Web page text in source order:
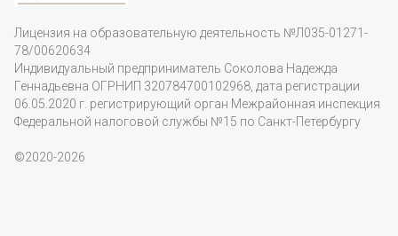
Лицензия на образовательную деятельность №Л035-01271-
78/00620634
Индивидуальный предприниматель Соколова Надежда
Геннадьевна ОГРНИП 320784700102968, дата регистрации
06.05.2020 г. регистрирующий орган Межрайонная инспекция
Федеральной налоговой службы №15 по Санкт-Петербургу
©2020-2026